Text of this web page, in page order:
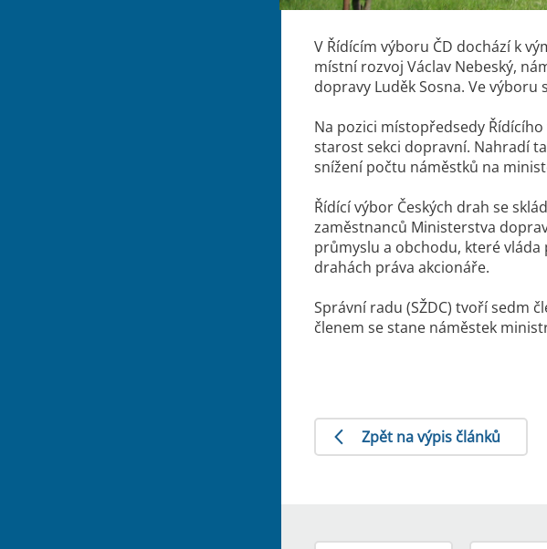
V Řídícím výboru ČD dochází k
místní rozvoj Václav Nebeský,
dopravy Luděk Sosna. Ve
Na pozici místopředsedy
starost sekci dopravní. Nahradí
snížení počtu náměstků na
Řídící výbor Českých drah se
zaměstnanců Ministerstva
průmyslu a obchodu, které
drahách práva akcionáře.
Správní radu (SŽDC) tvoří sedm
členem se stane náměstek
Zpět na výpis článků